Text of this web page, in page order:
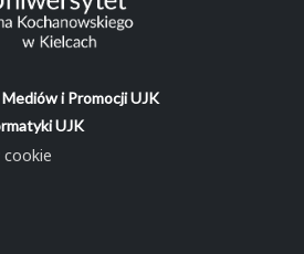
i Promocji UJK
UJK